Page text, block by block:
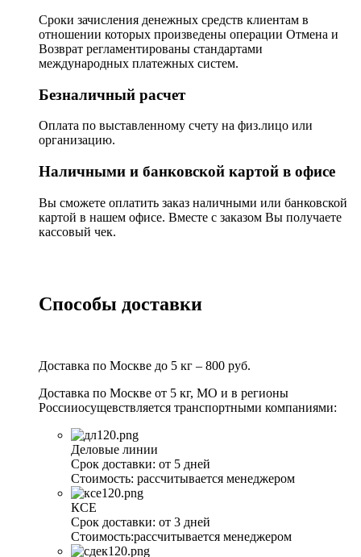
Сроки зачисления денежных средств клиентам в
отношении которых произведены операции Отмена и
Возврат регламентированы стандартами
международных платежных систем.
Безналичный расчет
Оплата по выставленному счету на физ.лицо или
организацию.
Наличными и банковской картой в офисе
Вы сможете оплатить заказ наличными или банковской
картой в нашем офисе. Вместе с заказом Вы получаете
кассовый чек.
Способы доставки
Доставка по Москве до 5 кг – 800 руб.
Доставка по Москве от 5 кг, МО и в регионы
Россииосущевствляется транспортными компаниями:
Деловые линии
Срок доставки: от 5 дней
Стоимость: рассчитывается менеджером
КСЕ
Срок доставки: от 3 дней
Стоимость:рассчитывается менеджером